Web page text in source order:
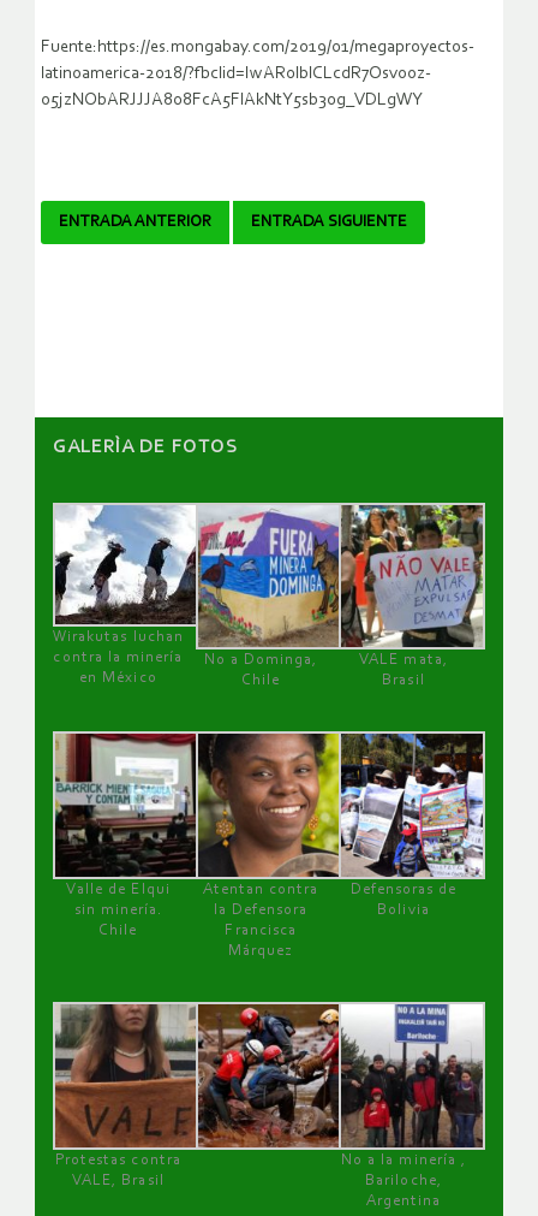
Fuente:https://es.mongabay.com/2019/01/megaproyectos-
latinoamerica-2018/?fbclid=IwAR0lblCLcdR7Osvooz-
o5jzNObARJJJA808FcA5FlAkNtY5sb30g_VDLgWY
Navegador
ENTRADA ANTERIOR ENTRADA SIGUIENTE
GALERÌA DE FOTOS
Wirakutas luchan
contra la minería
en México
No a Dominga,
Chile
VALE mata,
Brasil
Valle de Elqui
sin minería.
Chile
Atentan contra
la Defensora
Francisca
Márquez
Defensoras de
Bolivia
Protestas contra
VALE, Brasil
No a la minería ,
Bariloche,
Argentina